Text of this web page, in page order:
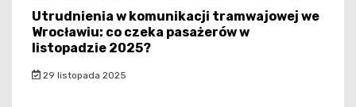
Utrudnienia w komunikacji tramwajowej we
Wrocławiu: co czeka pasażerów w
listopadzie 2025?
29 listopada 2025